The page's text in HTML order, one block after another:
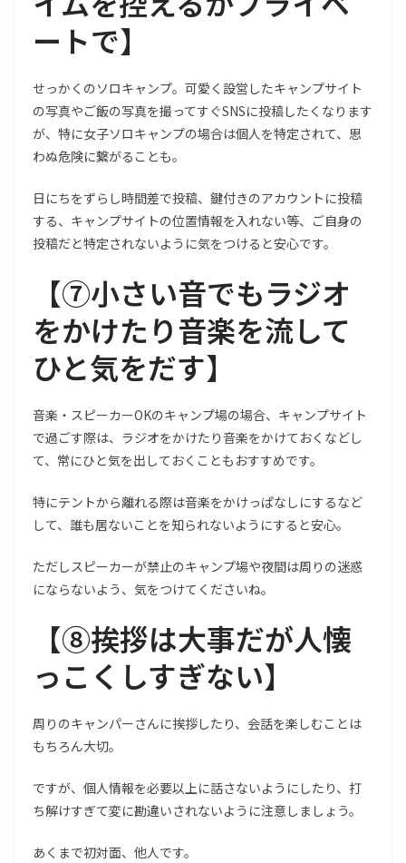
ートで】
せっかくのソロキャンプ。可愛く設営したキャンプサイト
の写真やご飯の写真を撮ってすぐSNSに投稿したくなります
が、特に女子ソロキャンプの場合は個人を特定されて、思
わぬ危険に繋がることも。
日にちをずらし時間差で投稿、鍵付きのアカウントに投稿
する、キャンプサイトの位置情報を入れない等、ご自身の
投稿だと特定されないように気をつけると安心です。
【⑦小さい音でもラジオ
をかけたり音楽を流して
ひと気をだす】
音楽・スピーカーOKのキャンプ場の場合、キャンプサイト
で過ごす際は、ラジオをかけたり音楽をかけておくなどし
て、常にひと気を出しておくこともおすすめです。
特にテントから離れる際は音楽をかけっぱなしにするなど
して、誰も居ないことを知られないようにすると安心。
ただしスピーカーが禁止のキャンプ場や夜間は周りの迷惑
にならないよう、気をつけてくださいね。
【⑧挨拶は大事だが人懐
っこくしすぎない】
周りのキャンパーさんに挨拶したり、会話を楽しむことは
もちろん大切。
ですが、個人情報を必要以上に話さないようにしたり、打
ち解けすぎて変に勘違いされないように注意しましょう。
あくまで初対面、他人です。